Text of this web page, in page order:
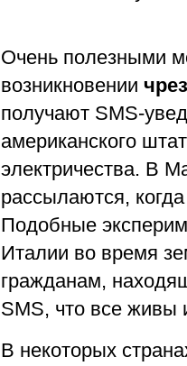
Очень полезными
возникновении
получают SMS-
американского
электричества. В
рассылаются,
Подобные
Италии во время
гражданам,
SMS, что все живы
В некоторых